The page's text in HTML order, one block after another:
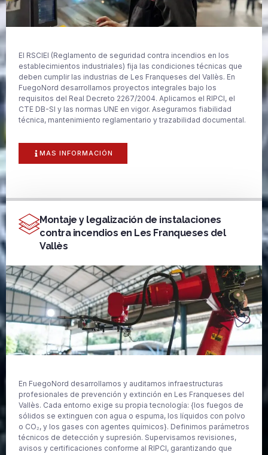
El RSCIEI (Reglamento de seguridad contra incendios en los
establecimientos industriales) fija las condiciones técnicas que
deben cumplir las industrias de Les Franqueses del Vallès. En
FuegoNord desarrollamos proyectos integrales bajo los
requisitos del Real Decreto 2267/2004. Aplicamos el RIPCI, el
CTE DB-SI y las normas UNE en vigor. Aseguramos fiabilidad
técnica, mantenimiento reglamentario y trazabilidad documental.
MAS INFORMACIÓN
Montaje y legalización de instalaciones
contra incendios en Les Franqueses del
Vallès
En FuegoNord desarrollamos y auditamos infraestructuras
profesionales de prevención y extinción en Les Franqueses del
Vallès. Cada entorno exige su propia tecnología: {los fuegos de
sólidos se extinguen con agua o espuma, los líquidos con polvo
o CO₂, y los gases con agentes químicos}. Definimos parámetros
técnicos de detección y supresión. Supervisamos revisiones,
avisos y certificaciones conforme al RIPCI, garantizando que